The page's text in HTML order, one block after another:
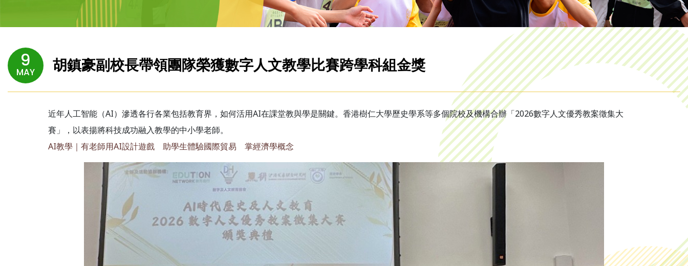
9
MAY 胡鎮豪副校長帶領團隊榮獲數字人文教學比賽跨學科組金獎
近年人工智能（AI）滲透各行各業包括教育界，如何活用AI在課堂教與學是關鍵。香港樹仁大學歷史學系等多個院校及機構合辦「2026數字人文優秀教案徵集大
賽」，以表揚將科技成功融入教學的中小學老師。
AI教學｜有老師用AI設計遊戲 助學生體驗國際貿易 掌經濟學概念